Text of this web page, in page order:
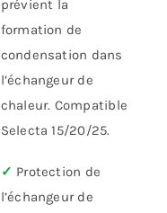
prévient la
formation de
condensation dans
l’échangeur de
chaleur. Compatible
Selecta 15/20/25.
✓ Protection de
l’échangeur de